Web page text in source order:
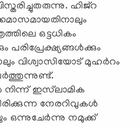
ഹിജ്‌റ
ഒട്ടധികം
പരിപ്രേക്ഷ്യങ്ങള്‍ക്കും
വിശ്വാസിയോട് മുഹര്‍റം
ഇസ്‌ലാമിക
നേരറിവുകള്‍
ഒന്നുചേര്‍ന്നു നമുക്ക്